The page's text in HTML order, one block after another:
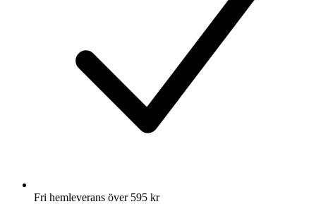
Fri hemleverans över 595 kr